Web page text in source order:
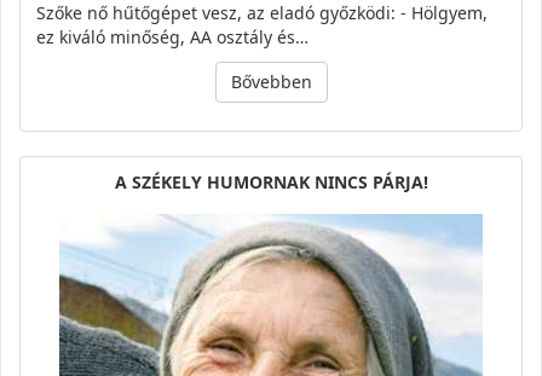
Szőke nő hűtőgépet vesz, az eladó győzködi: - Hölgyem,
ez kiváló minőség, AA osztály és…
Bővebben
A SZÉKELY HUMORNAK NINCS PÁRJA!